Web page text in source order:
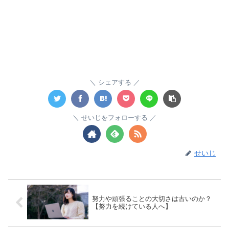
シェアする
せいじをフォローする
せいじ
努力や頑張ることの大切さは古いのか？
【努力を続けている人へ】